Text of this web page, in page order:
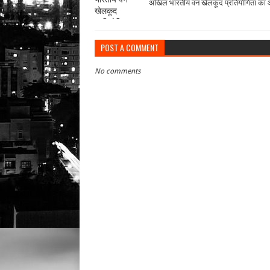
अखिल भारतीय वन खेलकूद प्रतियोगिता
POST A COMMENT
No comments